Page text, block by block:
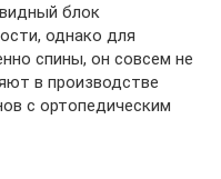
блок
однако для
спины, он совсем не
в производстве
с ортопедическим